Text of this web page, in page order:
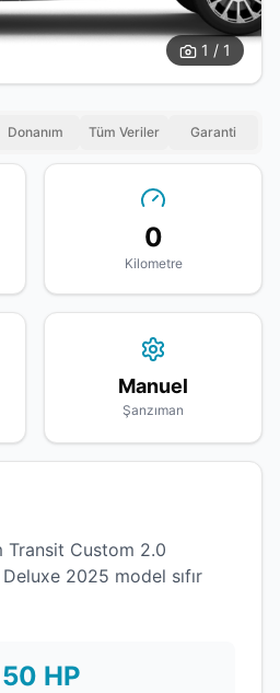
1 / 1
Donanım Tüm Veriler Garanti
0
Kilometre
Manuel
Şanzıman
Transit Custom 2.0
2025 model sıfır
HP